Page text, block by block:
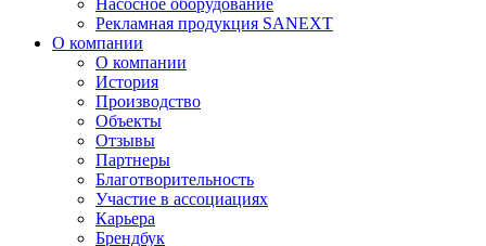
Насосное оборудование
Рекламная продукция SANEXT
О компании
О компании
История
Производство
Объекты
Отзывы
Партнеры
Благотворительность
Участие в ассоциациях
Карьера
Брендбук